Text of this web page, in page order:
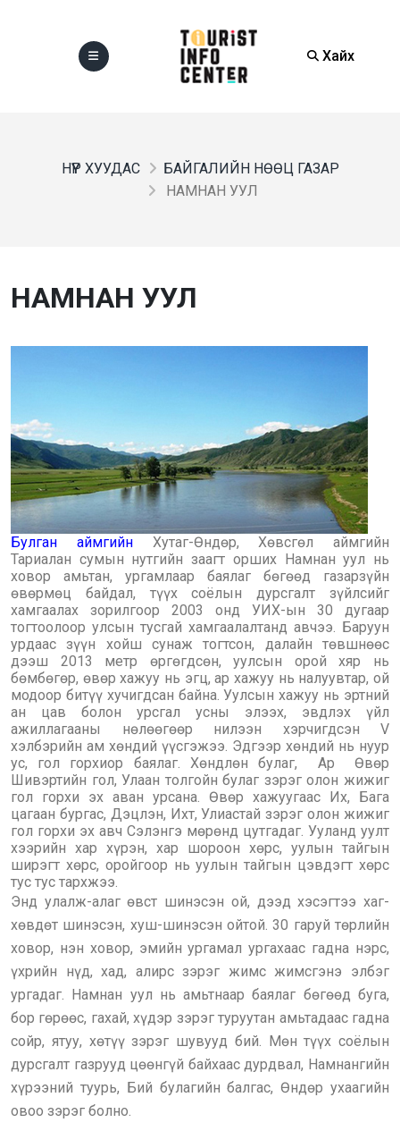
Хайх
НҮҮР ХУУДАС
БАЙГАЛИЙН НӨӨЦ ГАЗАР
НАМНАН УУЛ
НАМНАН УУЛ
Булган аймгийнХутаг-Өндөр, Хөвсгөл аймгийн
Тариалан сумын нутгийн заагт орших Намнан уул нь
ховор амьтан, ургамлаар баялаг бөгөөд газарзүйн
өвөрмөц байдал, түүх соёлын дурсгалт зүйлсийг
хамгаалах зорилгоор 2003 онд УИХ-ын 30 дугаар
тогтоолоор улсын тусгай хамгаалалтанд авчээ. Баруун
урдаас зүүн хойш сунаж тогтсон, далайн төвшнөөс
дээш 2013 метр өргөгдсөн, уулсын орой хяр нь
бөмбөгөр, өвөр хажуу нь эгц, ар хажуу нь налуувтар, ой
модоор битүү хучигдсан байна. Уулсын хажуу нь эртний
ан цав болон урсгал усны элээх, эвдлэх үйл
ажиллагааны нөлөөгөөр нилээн хэрчигдсэн V
хэлбэрийн ам хөндий үүсгэжээ. Эдгээр хөндий нь нуур
ус, гол горхиор баялаг. Хөндлөн булаг, Ар Өвөр
Шивэртийн гол, Улаан толгойн булаг зэрэг олон жижиг
гол горхи эх аван урсана. Өвөр хажуугаас Их, Бага
цагаан бургас, Дэцлэн, Ихт, Улиастай зэрэг олон жижиг
гол горхи эх авч Сэлэнгэ мөрөнд цутгадаг. Ууланд уулт
хээрийн хар хүрэн, хар шороон хөрс, уулын тайгын
ширэгт хөрс, оройгоор нь уулын тайгын цэвдэгт хөрс
тус тус тархжээ.
Энд улалж-алаг өвст шинэсэн ой, дээд хэсэгтээ хаг-
хөвдөт шинэсэн, хуш-шинэсэн ойтой. 30 гаруй төрлийн
ховор, нэн ховор, эмийн ургамал ургахаас гадна нэрс,
үхрийн нүд, хад, алирс зэрэг жимс жимсгэнэ элбэг
ургадаг. Намнан уул нь амьтнаар баялаг бөгөөд буга,
бор гөрөөс, гахай, хүдэр зэрэг туруутан амьтадаас гадна
сойр, ятуу, хөтүү зэрэг шувууд бий. Мөн түүх соёлын
дурсгалт газрууд цөөнгүй байхаас дурдвал, Намнангийн
хүрээний туурь, Бий булагийн балгас, Өндөр ухаагийн
овоо зэрэг болно.